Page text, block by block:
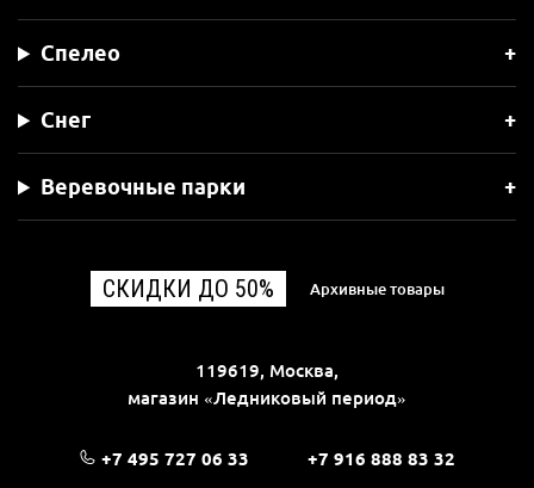
Спелео
Снег
Веревочные парки
СКИДКИ ДО 50% Архивные товары
119619, Москва,
магазин «Ледниковый период»
+7 495 727 06 33 +7 916 888 83 32